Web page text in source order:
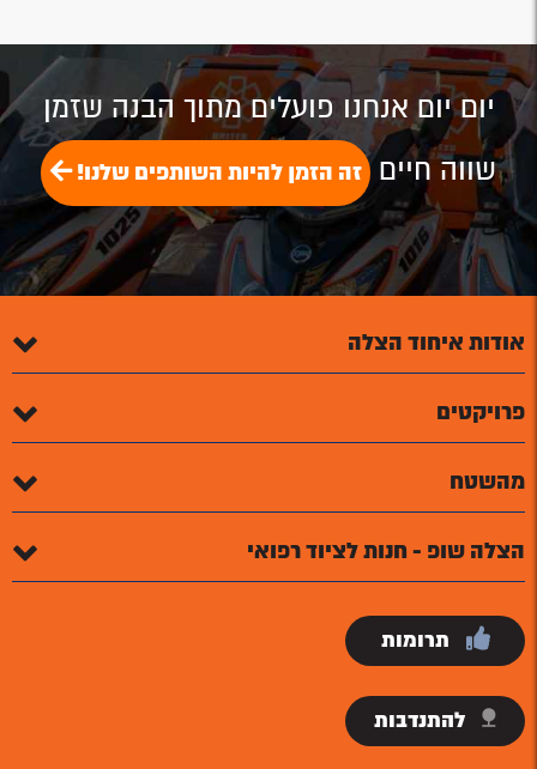
יום יום אנחנו פועלים מתוך הבנה שזמן
שווה חיים זה הזמן להיות השותפים שלנו!
אודות איחוד הצלה
פרויקטים
מהשטח
הצלה שופ - חנות לציוד רפואי
תרומות
להתנדבות